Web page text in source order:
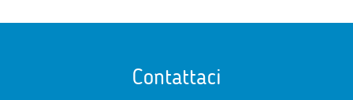
Contattaci